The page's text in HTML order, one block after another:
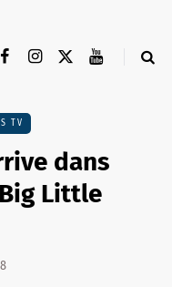
TV
dans
Little